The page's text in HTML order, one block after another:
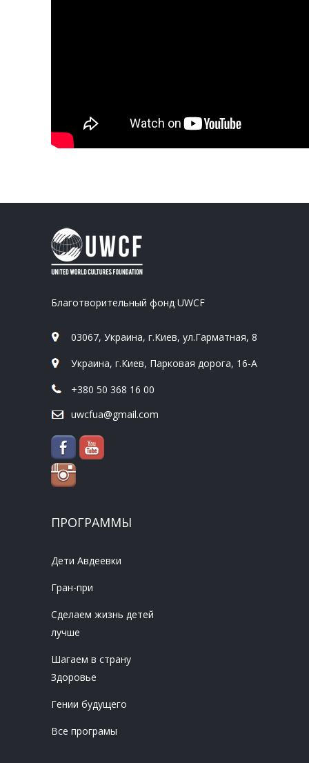
Благотворительный фонд UWCF
03067, Украина, г.Киев, ул.Гарматная, 8
Украина, г.Киев, Парковая дорога, 16-А
+380 50 368 16 00
uwcfua@gmail.com
ПРОГРАММЫ
Дети Авдеевки
Гран-при
Сделаем жизнь детей
лучше
Шагаем в страну
Здоровье
Гении будущего
Все програмы